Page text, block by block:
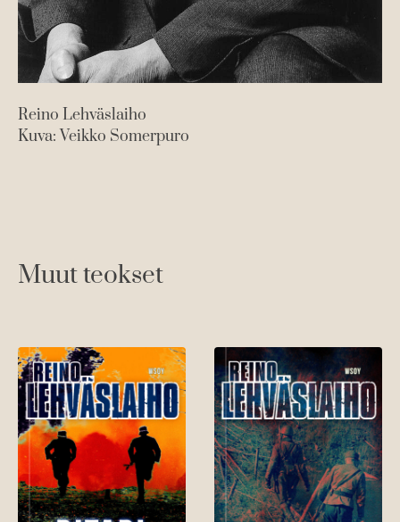
Reino Lehväslaiho
Kuva: Veikko Somerpuro
Muut teokset